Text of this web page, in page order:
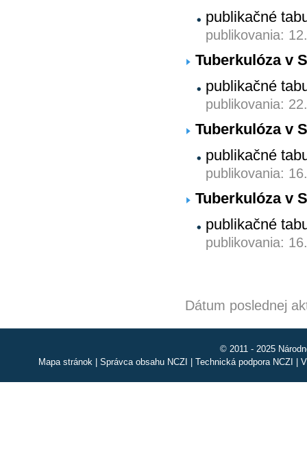
publikačné
publikovania:
Tuberkulóza v
publikačné
publikovania:
Tuberkulóza v
publikačné
publikovania:
Tuberkulóza v
publikačné
publikovania:
Dátum poslednej
© 2011 - 2025
Mapa stránok| Správca obsahu NCZI Technická podpora NCZI